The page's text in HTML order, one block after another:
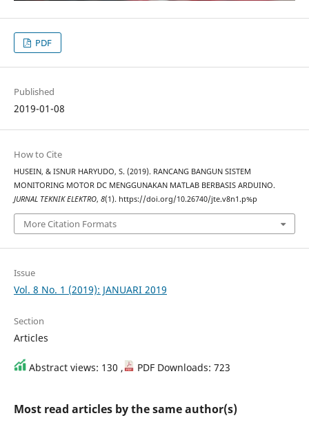
PDF
Published
2019-01-08
How to Cite
HUSEIN, & ISNUR HARYUDO, S. (2019). RANCANG BANGUN SISTEM
MONITORING MOTOR DC MENGGUNAKAN MATLAB BERBASIS ARDUINO.
JURNAL TEKNIK ELEKTRO, 8(1). https://doi.org/10.26740/jte.v8n1.p%p
More Citation Formats
Issue
Vol. 8 No. 1 (2019): JANUARI 2019
Section
Articles
Abstract views: 130 , PDF Downloads: 723
Most read articles by the same author(s)